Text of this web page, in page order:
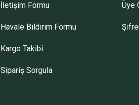
Gönder
İletişim Formu
Havale Bildirim Formu
Kargo Takibi
Sipariş Sorgula
Üye